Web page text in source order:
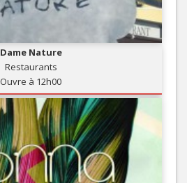
Dame Nature
Restaurants
Ouvre à 12h00